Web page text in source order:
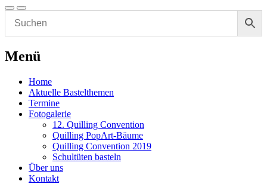
Menü
Home
Aktuelle Bastelthemen
Termine
Fotogalerie
12. Quilling Convention
Quilling PopArt-Bäume
Quilling Convention 2019
Schultüten basteln
Über uns
Kontakt